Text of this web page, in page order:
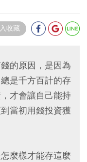
收藏
的原因，是因為
是千方百計的存
才會讓自己能持
當初用錢投資獲
麼樣才能存這麼